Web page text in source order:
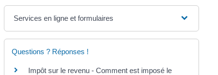
Services en ligne et formulaires
Questions ? Réponses !
Impôt sur le revenu - Comment est imposé le